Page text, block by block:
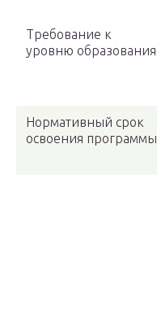
Требование к
уровню образования
Нормативный срок
освоения программы